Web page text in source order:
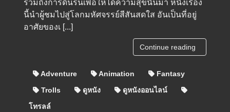
รวมถึงการดิ้นรนเพื่อให้ได้ความสุขนั้นมา หนังเรื่อง
นี้นำผู้ชมไปสู่โลกมหัศจรรย์สีสันสดใส อันเป็นที่อยู่
อาศัยของเ [...]
Continue reading
Adventure Animation
Fantasy
Trolls
ดูหนัง
ดูหนังออนไลน์
โทรลล์